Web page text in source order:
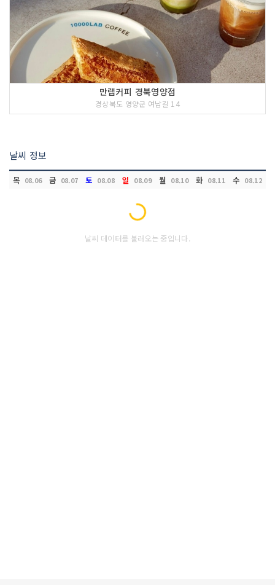
만랩커피 경북영양점
경상북도 영양군 여남길 14
날씨 정보
목 08.06 금 08.07 토 08.08 일 08.09 월 08.10 화 08.11 수 08.12
Loading...
날씨 데이터를 불러오는 중입니다.